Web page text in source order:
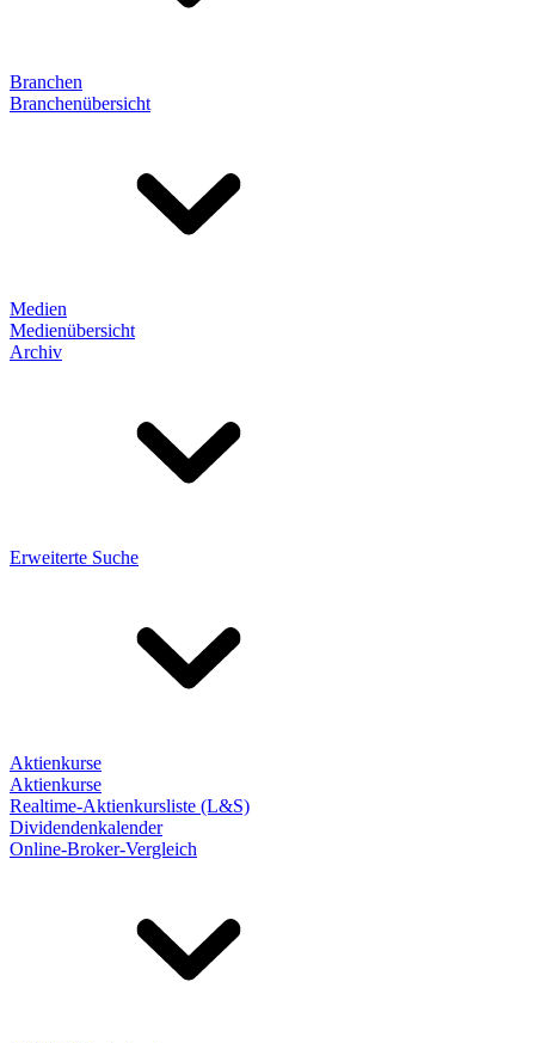
Branchen
Branchenübersicht
Medien
Medienübersicht
Archiv
Erweiterte Suche
Aktienkurse
Aktienkurse
Realtime-Aktienkursliste (L&S)
Dividendenkalender
Online-Broker-Vergleich